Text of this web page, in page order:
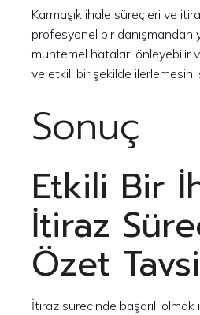
Karmaşık ihale süreçleri ve
profesyonel bir danışmandan
muhtemel hataları önleyebilir
ve etkili bir şekilde ilerlemesini
Sonuç
Etkili Bir
İtiraz
Özet
İtiraz sürecinde başarılı olmak